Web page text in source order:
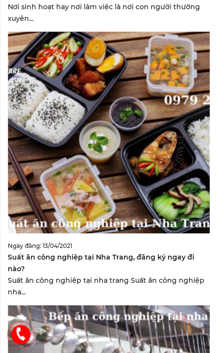
Nơi sinh hoạt hay nơi làm việc là nơi con người thường
xuyên...
Ngày đăng: 13/04/2021
Suất ăn công nghiệp tại Nha Trang, đăng ký ngay đi
nào?
Suất ăn công nghiệp tại nha trang Suất ăn công nghiệp
nha...